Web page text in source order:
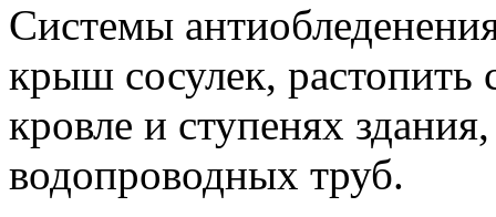
Системы
крыш сосулек,
кровле и ступенях
водопроводных труб.